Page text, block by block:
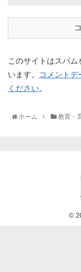
このサイトはスパ
います。
コメントデ
ください。
ホーム 教育・
©